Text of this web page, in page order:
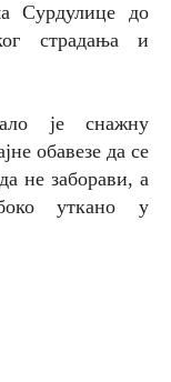
Сурдулице до
страдања и
је снажну
обавезе да се
не заборави, а
уткано у